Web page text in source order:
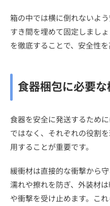
箱の中では横に倒れないよ
すき間を埋めて固定しまし
を徹底することで、安全性を
食器梱包に必要
食器を安全に発送するため
ではなく、それぞれの役割
用することが重要です。
緩衝材は直接的な衝撃から
濡れや擦れを防ぎ、外装材
や衝撃を受け止めます。こ